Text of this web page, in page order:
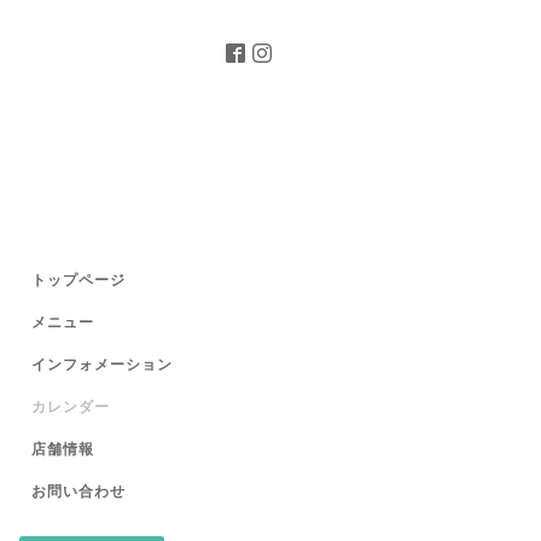
トップページ
メニュー
インフォメーション
カレンダー
店舗情報
お問い合わせ